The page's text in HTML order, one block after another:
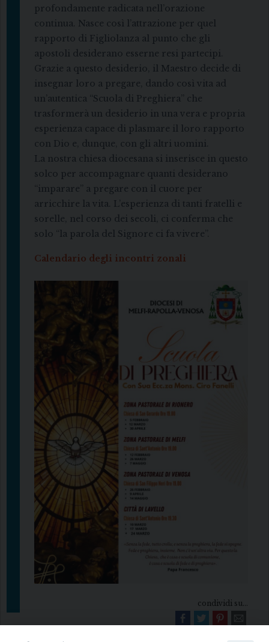
profondamente radicata nell’orazione
continua. Nasce così l’attrazione per quel
rapporto di Figliolanza al punto che gli
apostoli desiderano esserne resi partecipi.
Grazie a questo desiderio, il Maestro decide di
insegnar loro a pregare, dando così vita ad
un’autentica “Scuola di Preghiera” che
trasformerà un desiderio in una vera e propria
esperienza capace di plasmare il loro rapporto
con Dio e, dunque, con gli altri uomini.
La nostra chiesa diocesana si inserisce in questo
solco per accompagnare quanti desiderano
“imparare” a pregare con il cuore per
arricchire la vita. L’esperienza di tanti fratelli e
sorelle, nel corso dei secoli, ci conferma che
solo “la parola del Signore ci fa vivere”.
Calendario degli incontri zonali
condividi su...